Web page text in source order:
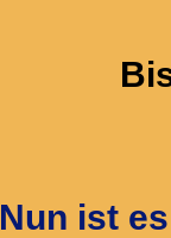
Nun ist